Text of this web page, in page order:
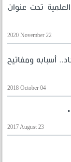
تحت عنوان
2020 November 22
أسبابه ومفاتيح
2018 October 04
2017 August 23